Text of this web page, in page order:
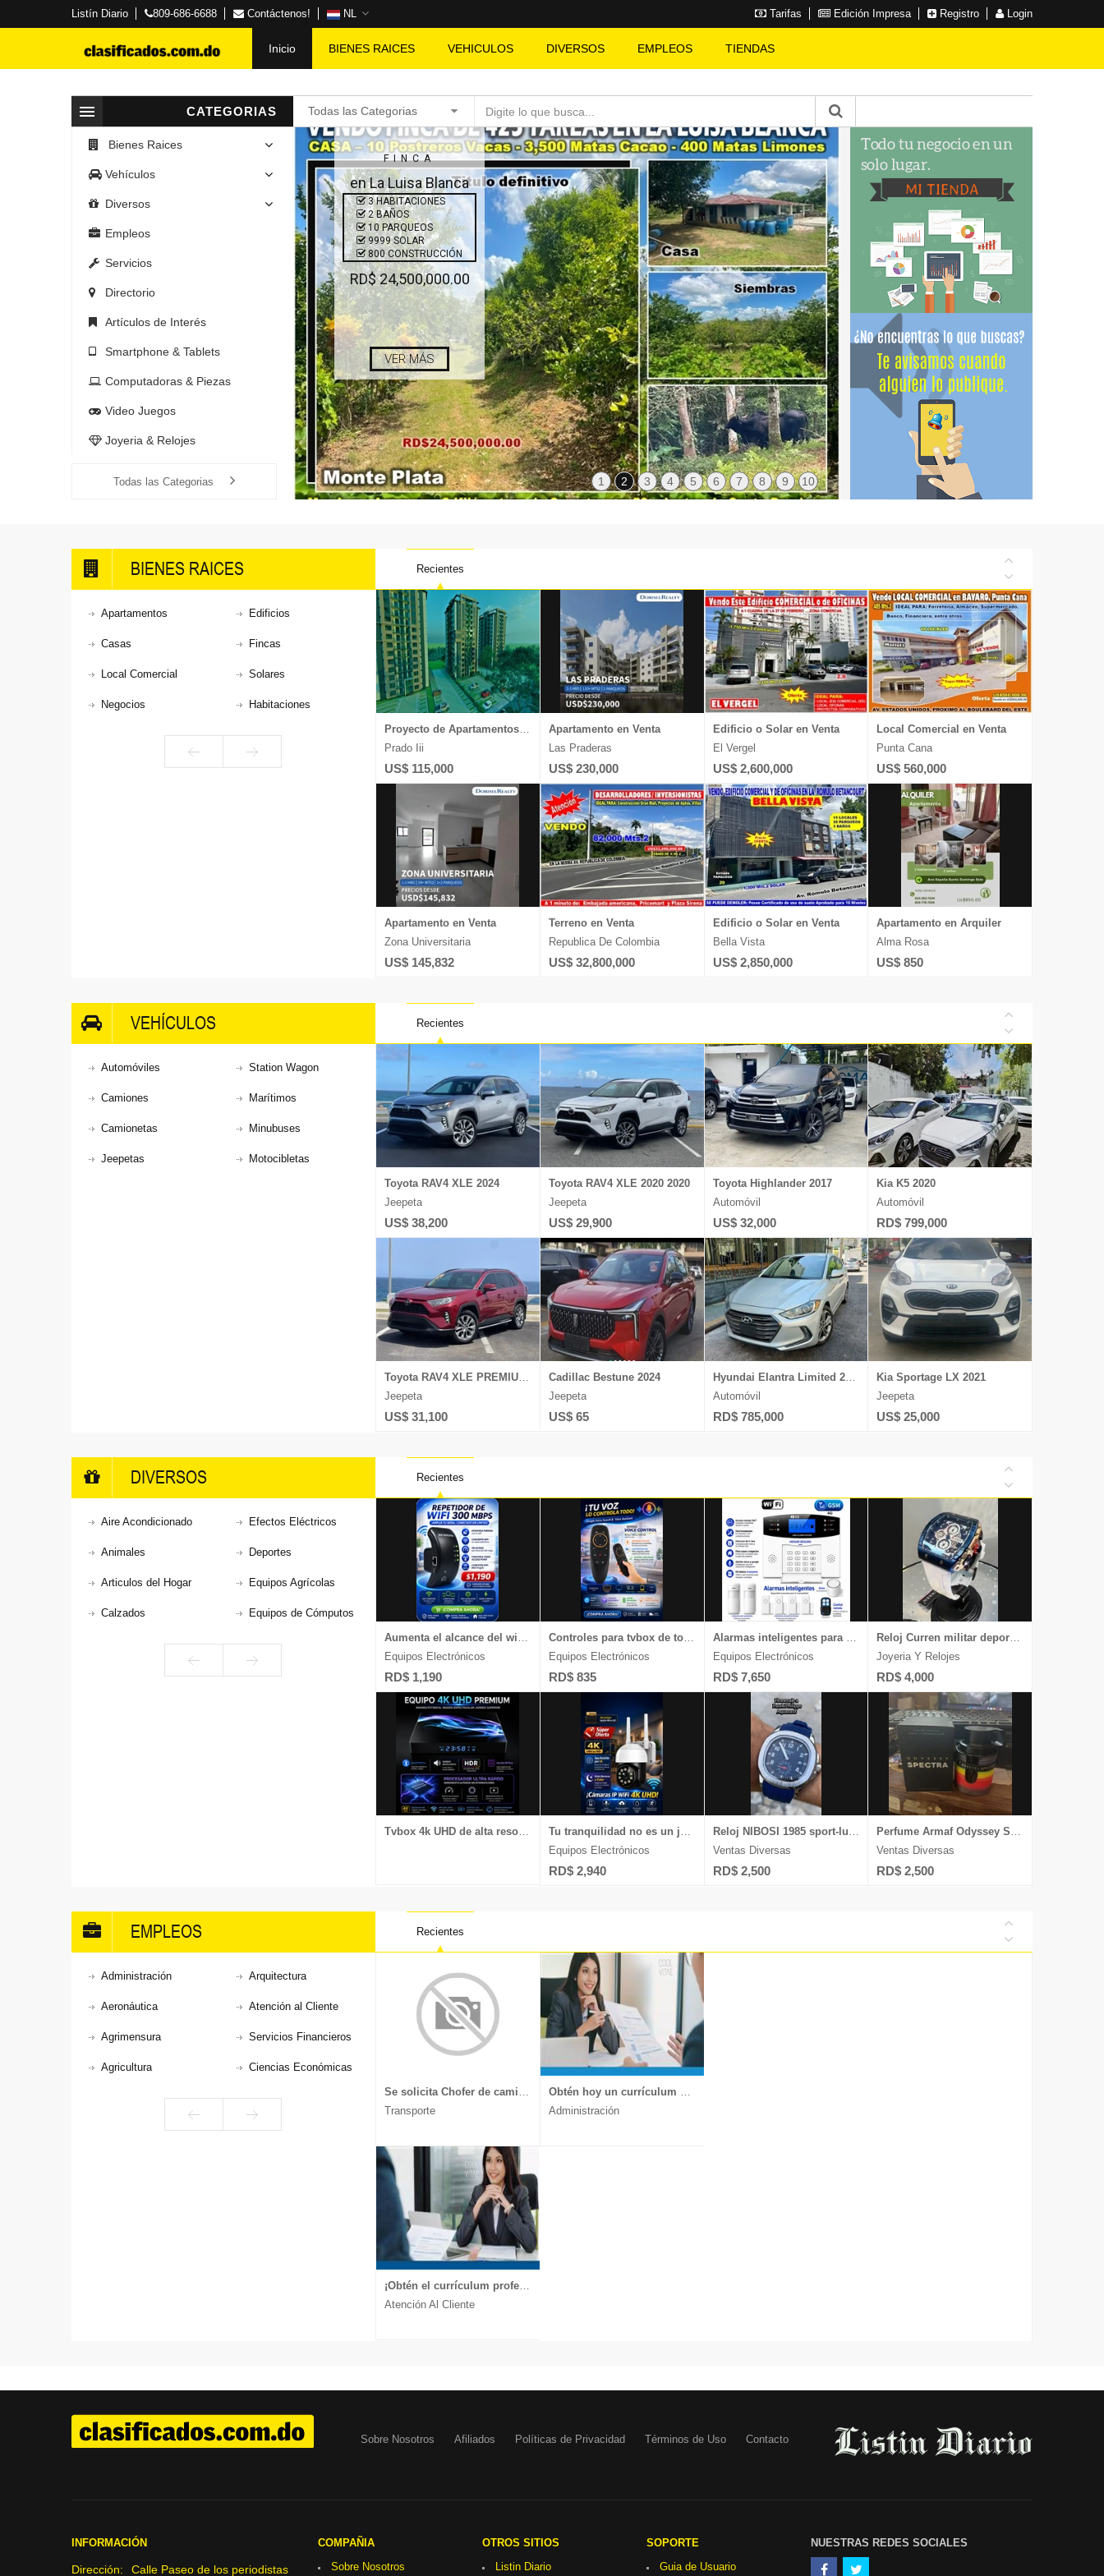
Listín Diario 809-686-6688 Contáctenos! NL Tarifas Edición Impresa Registro Login
Inicio BIENES RAICES VEHICULOS DIVERSOS EMPLEOS TIENDAS
CATEGORIAS Todas las Categorias
Bienes Raices
Vehículos
Diversos
Empleos
Servicios
Directorio
Artículos de Interés
Smartphone & Tablets
Computadoras & Piezas
Video Juegos
Joyeria & Relojes
Todas las Categorias
FINCA
en La Luisa Blanca
3 HABITACIONES
2 BAÑOS
10 PARQUEOS
9999 SOLAR
800 CONSTRUCCIÓN
RD$ 24,500,000.00
VER MÁS
en Cuesta Hermosa Ii
5 BAÑOS
4 PARQUEOS
100 SOLAR
700 CONSTRUCCIÓN
US$ 1,200,000.00
VER MÁS
1 2 3 4 5 6 7 8 9 10
BIENES RAICES Recientes
Apartamentos
Casas
Local Comercial
Negocios
Edificios
Fincas
Solares
Habitaciones
Local oficina
Nave Industrial
Penthouse
Proyectos
Proyecto de Apartamentos en Venta
Prado Iii
US$ 115,000
Apartamento en Venta
Zona Universitaria
US$ 145,832
Apartamento en Venta
Las Praderas
US$ 230,000
Terreno en Venta
Republica De Colombia
US$ 32,800,000
Edificio o Solar en Venta
El Vergel
US$ 2,600,000
Edificio o Solar en Venta
Bella Vista
US$ 2,850,000
Local Comercial en Venta
Punta Cana
US$ 560,000
Apartamento en Arquiler
Alma Rosa
US$ 850
VEHÍCULOS Recientes
Automóviles
Camiones
Camionetas
Jeepetas
Station Wagon
Marítimos
Minubuses
Motocibletas
Toyota RAV4 XLE 2024
Jeepeta
US$ 38,200
Toyota RAV4 XLE PREMIUM 2021
Jeepeta
US$ 31,100
Toyota RAV4 XLE 2020 2020
Jeepeta
US$ 29,900
Cadillac Bestune 2024
Jeepeta
US$ 65
Toyota Highlander 2017
Automóvil
US$ 32,000
Hyundai Elantra Limited 2017
Automóvil
RD$ 785,000
Kia K5 2020
Automóvil
RD$ 799,000
Kia Sportage LX 2021
Jeepeta
US$ 25,000
DIVERSOS Recientes
Aire Acondicionado
Animales
Articulos del Hogar
Calzados
Efectos Eléctricos
Deportes
Equipos Agrícolas
Equipos de Cómputos
Equipos Industriales
Equipos Pesados
Escuela de Choferes
Estudios Diversos
Muebles
Legales
Plantas Eláctricas
Video Juegos
Salones de Belleza
Celulares y Tabletas
Ventas Diversas
Joyería y Relojes
Aumenta el alcance del wifi en tu casa o negocio, chequea esto
Equipos Electrónicos
RD$ 1,190
Tvbox 4k UHD de alta resolución disponibles aquí, chequea
Controles para tvbox de todas las marcas y televisores con sistema Android
Equipos Electrónicos
RD$ 835
Tu tranquilidad no es un juego, chequea nuestras cámaras 4k UHD
Equipos Electrónicos
RD$ 2,940
Alarmas inteligentes para proteger tu casa o negocio sin usar cableado
Equipos Electrónicos
RD$ 7,650
Reloj NIBOSI 1985 sport-luxury cronografo fechero
Ventas Diversas
RD$ 2,500
Reloj Curren militar deportivo Cronografo fechero mov Quarzo japones
Joyeria Y Relojes
RD$ 4,000
Perfume Armaf Odyssey Spectra Rainbow 100ml
Ventas Diversas
RD$ 2,500
EMPLEOS Recientes
Administración
Aeronáutica
Agrimensura
Agricultura
Arquitectura
Atención al Cliente
Servicios Financieros
Ciencias Económicas
Contabilidad
Derecho
Electricidad
Farmacia
Ingeniería
Ingeniería Sistemas
Marketing
Oficios Diversos
Psicología
Telecomunicaciones
Se solicita Chofer de camión, experiencia en transporte de muebles y mercancía delicada, documentos al día, enviar CV a
Transporte
¡Obtén el currículum profesional que te lleva a la entrevista!
Atención Al Cliente
Obtén hoy un currículum vitae moderno y llamativo.
Administración
Sobre Nosotros Afiliados Políticas de Privacidad Términos de Uso Contacto
INFORMACIÓN
Dirección: Calle Paseo de los periodistas
COMPAÑIA
Sobre Nosotros
OTROS SITIOS
Listin Diario
SOPORTE
Guia de Usuario
NUESTRAS REDES SOCIALES